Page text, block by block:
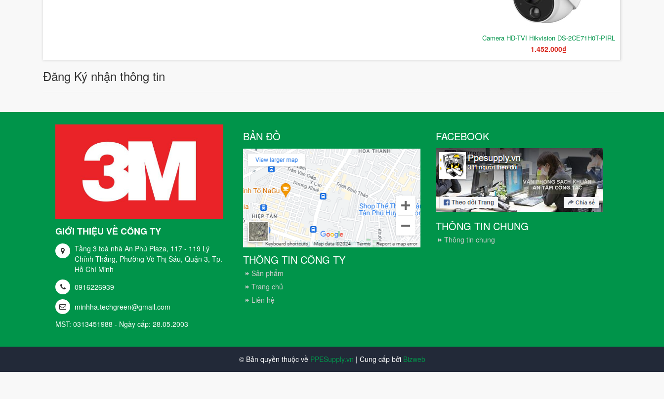
1.452.000₫
Đăng Ký nhận thông tin
GIỚI THIỆU VỀ CÔNG TY
Tầng 3 toà nhà An Phú Plaza, 117 - 119 Lý
Chính Thắng, Phường Võ Thị Sáu, Quận 3, Tp.
Hồ Chí Minh
MST: 0313451988 - Ngày cấp: 28.05.2003
BẢN ĐỒ
THÔNG TIN CÔNG TY
Sản phẩm
Trang chủ
FACEBOOK
THÔNG TIN CHUNG
Thông tin chung
© Bản quyền thuộc về PPESupply.vn | Cung cấp bởi Bizweb